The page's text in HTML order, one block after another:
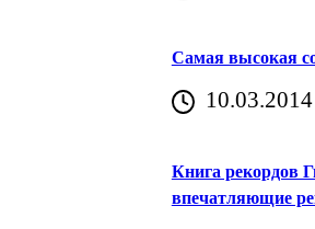
Самая высокая
10.03.2014
Книга рекордов
впечатляющие